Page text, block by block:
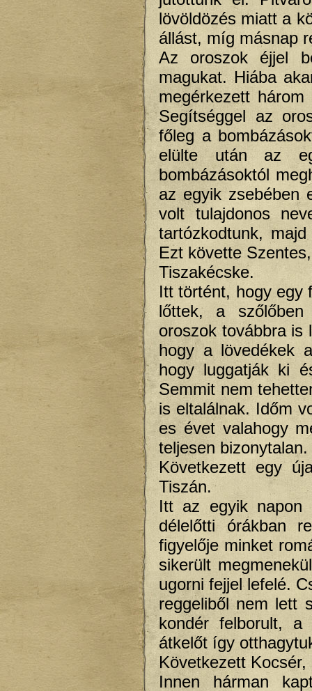
lövöldözés miatt a
állást, míg másnap
Az oroszok éjjel
magukat. Hiába
megérkezett
Segítséggel az
főleg a
elülte után az
bombázásoktól
az egyik zsebében
volt tulajdonos
tartózkodtunk,
Ezt követte
Tiszakécske.
Itt történt, hogy egy
lőttek, a szőlőben
oroszok továbbra is
hogy a lövedékek
hogy luggatják ki
Semmit nem
is eltalálnak. Időm
es évet valahogy
teljesen bizonytalan.
Következett egy
Tiszán.
Itt az egyik napon
délelőtti órákban
figyelője minket
sikerült
ugorni fejjel lefelé.
reggeliből nem lett
kondér felborult,
átkelőt így
Következett
Innen hárman